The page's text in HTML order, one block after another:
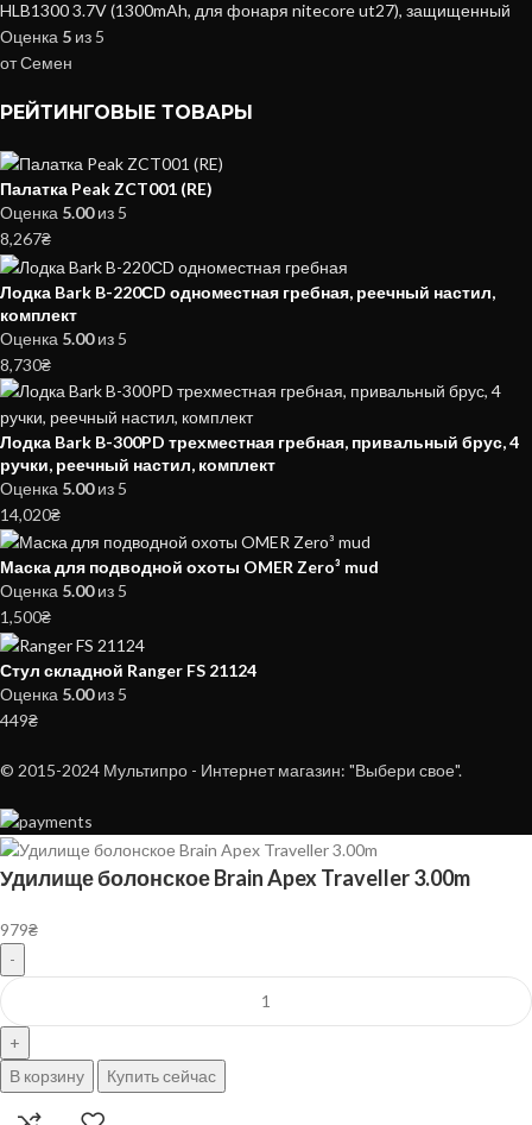
HLB1300 3.7V (1300mAh, для фонаря nitecore ut27), защищенный
Оценка 5 из 5
от Семен
РЕЙТИНГОВЫЕ ТОВАРЫ
Палатка Peak ZCT001 (RE)
Оценка 5.00из 5
8,267₴
Лодка Bark B-220СD одноместная гребная, реечный настил,
комплект
Оценка 5.00из 5
8,730₴
Лодка Bark B-300PD трехместная гребная, привальный брус, 4
ручки, реечный настил, комплект
Оценка 5.00из 5
14,020₴
Маска для подводной охоты OMER Zero³ mud
Оценка 5.00из 5
1,500₴
Стул складной Ranger FS 21124
Оценка 5.00из 5
449₴
© 2015-2024 Мультипро - Интернет магазин: "Выбери свое".
Удилище болонское Brain Apex Traveller 3.00m
979₴
В корзину Купить сейчас